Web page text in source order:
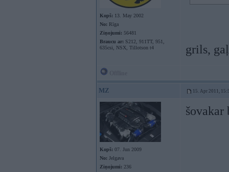
Kopš: 13. May 2002
No: Rīga
Ziņojumi: 56481
Braucu ar: S212, 911TT, 951,
635csi, NSX, Tillotson t4
grils,
MZ 15. Apr 2011,
Kopš: 07. Jun 2009
No: Jelgava
Ziņojumi: 236
šovakar